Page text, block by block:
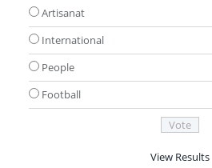
Artisanat
International
People
Football
View Results